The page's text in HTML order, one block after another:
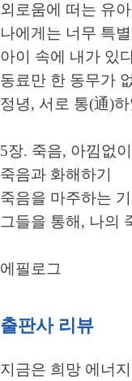
외로움에 떠는 유
나에게는 너무 특
아이 속에 내가 있
동료만 한 동무가
정녕, 서로 통(通)
5장. 죽음, 아낌없
죽음과 화해하기
죽음을 마주하는
그들을 통해, 나의
에필로그
출판사 리뷰
지금은 희망 에너